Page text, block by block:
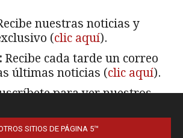
SITIOS DE PÁGINA 5™